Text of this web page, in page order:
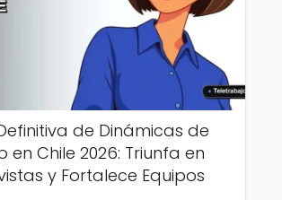
de Dinámicas de
en Chile 2026: Triunfa en
y Fortalece Equipos